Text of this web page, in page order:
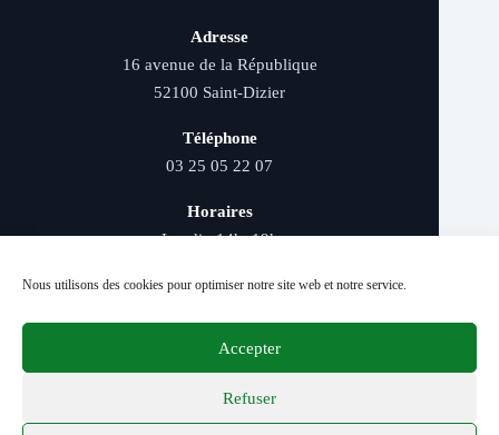
Nous utilisons des cookies pour optimiser notre site web et notre service.
Accepter
Refuser
Adresse
16 avenue de la République
52100 Saint-Dizier
Téléphone
03 25 05 22 07
Horaires
Lundi : 14h–19h
Livraison rapide - Retrait magasin - Paiement